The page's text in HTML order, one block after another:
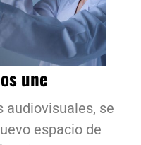
une
audiovisuales, se
espacio de